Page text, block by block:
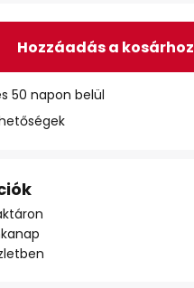
Hozzáadás a kosárhoz
50 napon belül